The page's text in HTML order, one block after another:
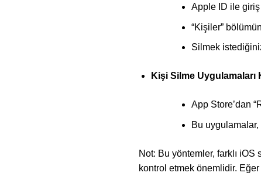
Apple ID ile giriş
“Kişiler”
Silmek
Kişi Silme Uygulamaları
App Store’dan
Bu
Not: Bu yöntemler, farklı
kontrol etmek önemlidir.